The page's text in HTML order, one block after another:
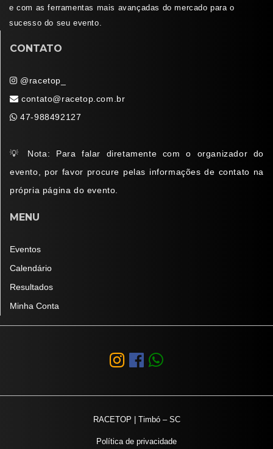
e com as ferramentas mais avançadas do mercado para o
sucesso do seu evento.
CONTATO
@racetop_
contato@racetop.com.br
47-988492127
💡 Nota: Para falar diretamente com o organizador do
evento, por favor procure pelas informações de contato na
própria página do evento.
MENU
Eventos
Calendário
Resultados
Minha Conta
RACETOP | Timbó – SC
Política de privacidade